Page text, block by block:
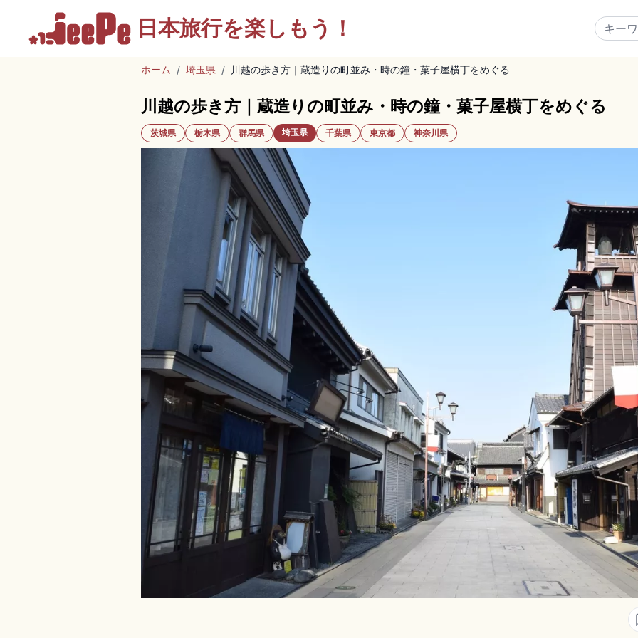
日本旅行を楽しもう！
ホーム / 埼玉県 / 川越の歩き方｜蔵造りの町並み・時の鐘・菓子屋横丁をめぐる
川越の歩き方｜蔵造りの町並み・時の鐘・菓子屋横丁をめぐる
茨城県 栃木県 群馬県 埼玉県 千葉県 東京都 神奈川県